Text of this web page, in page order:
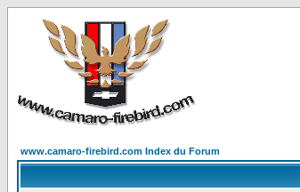
www.camaro-firebird.com Index du Forum